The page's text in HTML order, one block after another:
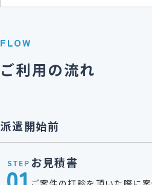
ご利用の流れ
FLOW
派遣開始前
STEP お見積書